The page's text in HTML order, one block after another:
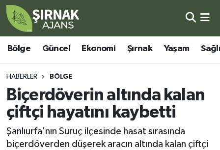
Bölge Güncel Ekonomi Şırnak Yaşam
HABERLER BÖLGE
Biçerdöverin altında kalan
çiftçi hayatını kaybetti
Şanlıurfa'nın Suruç ilçesinde hasat sırasında
biçerdöverden düşerek aracın altında kalan çiftçi
Bölge
Güncel
Ekonomi
Şırnak
Şırnak Nöbetçi Eczaneler
Şırnak Hava Durumu
Şirnak Namaz Vakitleri
Şırnak Trafik Yoğunluk Haritası
Süper Lig Puan Durumu ve Fikstür